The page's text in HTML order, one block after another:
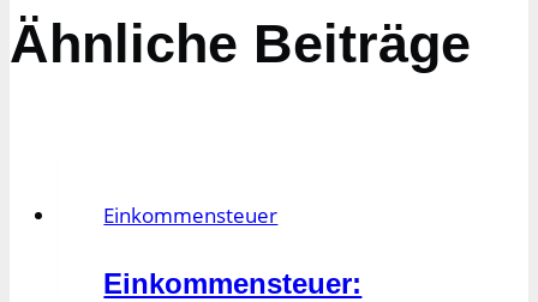
Ähnliche Beiträge
Einkommensteuer
Einkommensteuer: